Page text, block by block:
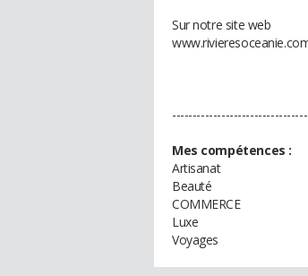
Sur notre site web
Mes compétences :
Artisanat
Beauté
COMMERCE
Luxe
Voyages